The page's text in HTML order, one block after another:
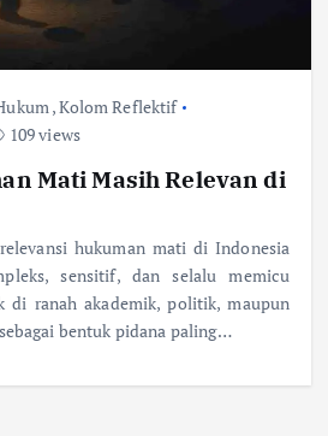
,Kolom Reflektif
109 views
Mati Masih Relevan di
hukuman mati di Indonesia
sensitif, dan selalu memicu
di ranah akademik, politik, maupun
bentuk pidana paling…